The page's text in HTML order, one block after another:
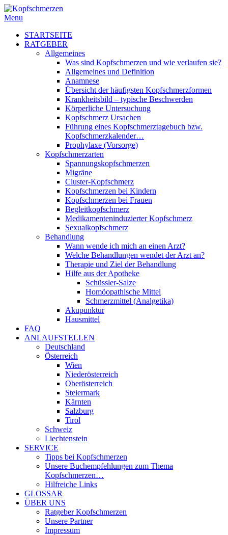
Menu
STARTSEITE
RATGEBER
Allgemeines
Was sind Kopfschmerzen und wie verlaufen sie?
Allgemeines und Definition
Anamnese
Übersicht der häufigsten Kopfschmerzformen
Krankheitsbild – typische Beschwerden
Körperliche Untersuchung
Kopfschmerz Ursachen
Führung eines Kopfschmerztagebuch bzw.
Kopfschmerzkalender…
Prophylaxe (Vorsorge)
Kopfschmerzarten
Spannungskopfschmerzen
Migräne
Cluster-Kopfschmerz
Kopfschmerzen bei Kindern
Kopfschmerzen bei Frauen
Begleitkopfschmerz
Medikamenteninduzierter Kopfschmerz
Sexualkopfschmerz
Behandlung
Wann wende ich mich an einen Arzt?
Welche Behandlungen wendet der Arzt an?
Therapie und Ziel der Behandlung
Hilfe aus der Apotheke
Schüssler-Salze
Homöopathische Mittel
Schmerzmittel (Analgetika)
Akupunktur
Hausmittel
FAQ
ANLAUFSTELLEN
Deutschland
Österreich
Wien
Niederösterreich
Oberösterreich
Steiermark
Kärnten
Salzburg
Tirol
Schweiz
Liechtenstein
SERVICE
Tipps bei Kopfschmerzen
Unsere Buchempfehlungen zum Thema
Kopfschmerzen…
Hilfreiche Links
GLOSSAR
ÜBER UNS
Ratgeber Kopfschmerzen
Unsere Partner
Impressum